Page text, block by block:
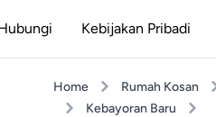
Kebijakan Pribadi
Home Rumah Kosan
Kebayoran Baru